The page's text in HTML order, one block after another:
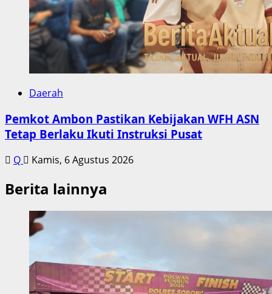
Daerah
Pemkot Ambon Pastikan Kebijakan WFH ASN
Tetap Berlaku Ikuti Instruksi Pusat
Q Kamis, 6 Agustus 2026
Berita lainnya